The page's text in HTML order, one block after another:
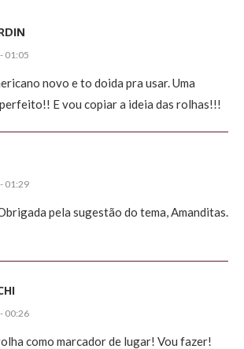
01:05
novo e to doida pra usar. Uma
E vou copiar a ideia das rolhas!!!
01:29
pela sugestão do tema, Amanditas.
00:26
como marcador de lugar! Vou fazer!